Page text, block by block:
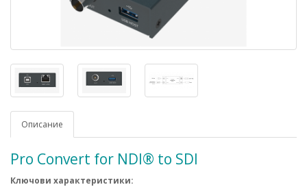
Описание
Pro Convert for NDI® to SDI
Ключови характеристики: